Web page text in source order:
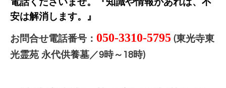
安は解消します。』
お問合せ電話番号： 050-3310-5795 (東光寺東
光霊苑 永代供養墓／9時～ 18時)